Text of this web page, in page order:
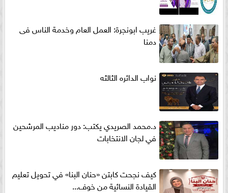
غريب ابونجرة: العمل العام وخدمة الناس فى
دمنا
نواب الدائره الثالثه
د.محمد الصريدي يكتب: دور مناديب المرشحين
في لجان الانتخابات
كيف نجحت كابتن «حنان البنا» في تحويل تعليم
القيادة النسائية من خوف...